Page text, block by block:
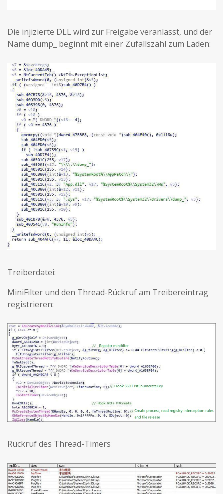
Die injizierte DLL wird zur Freigabe veranlasst, und der
Name dump_ beginnt mit einer Zufallszahl zum Laden:
Treiberdatei:
MiniFilter und den Thread-Rückruf am Treibereintrag
registrieren:
Rückruf des Thread-Timers: